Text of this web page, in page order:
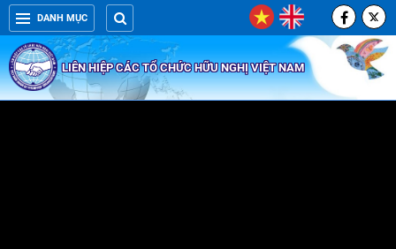
DANH MỤC
LIÊN HIỆP CÁC TỔ CHỨC HỮU NGHỊ VIỆT NAM